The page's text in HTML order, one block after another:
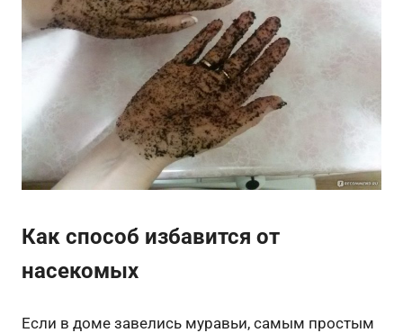
Как способ избавится от
насекомых
Если в доме завелись муравьи, самым простым